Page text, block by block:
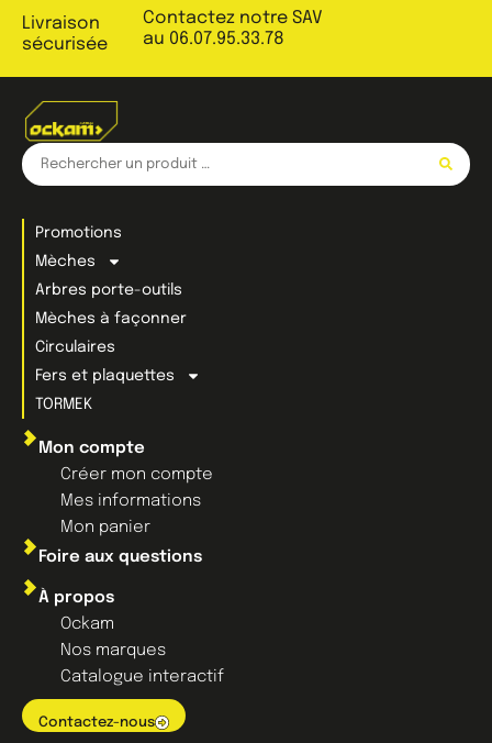
Livraison
sécurisée
Contactez notre SAV
au 06.07.95.33.78
À propos
Ockam
Nos marques
Catalogue interactif
Contactez-nous
Promotions
Mèches
Arbres porte-outils
Mèches à façonner
Circulaires
Fers et plaquettes
TORMEK
Mon compte
Créer mon compte
Mes informations
Mon panier
Foire aux questions